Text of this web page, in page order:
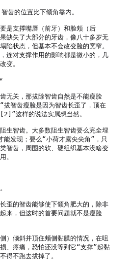
齿的位置比下颌角靠内。
是支撑嘴唇（前牙）和脸颊（后
缺失了大部分的牙齿，像八十多岁无
陷状态，但基本不会改变脸的宽窄。
连对支撑作用的影响都是微小的，几
变。
无关，那拔除智齿自然是不能瘦脸
拔智齿瘦脸是因为智齿长歪了，顶在
这样的说法实属想当然。
生智齿。大多数阻生智齿要么完全埋
能发现；要么“小荷才露尖尖角”，只
智齿，周围的软、硬组织基本没啥变
。
歪的智齿能够使下颌角肥大的，除非
来，但这时的首要问题就不是瘦脸
）倾斜并顶住颊侧黏膜的情况，在咀
、疼痛，恐怕还没等到它“支撑”起黏
得不跑去拔掉了。